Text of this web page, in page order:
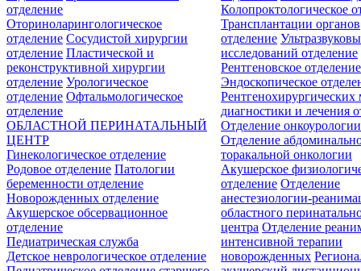
отделение
Оториноларингологическое
отделение Сосудистой хирургии
отделение Пластической и
реконструктивной хирургии
отделение Урологическое
отделение Офтальмологическое
отделение
Колопроктологическое
Трансплантации органов
отделение
исследований отделение
Рентгеновское отделение
Эндоскопическое
Рентгенохирургических
диагностики и лечения
Отделение онкоурологии
Отделение
торакальной онкологии
ОБЛАСТНОЙ ПЕРИНАТАЛЬНЫЙ
ЦЕНТР
Гинекологическое отделение
Родовое отделение Патологии
беременности отделение
Новорожденных отделение
Акушерское обсервационное
отделение
Акушерское
отделение Отделение
анестезиологии-
областного
центра Отделение
интенсивной терапии
новорожденных
Педиатрическая служба
Детское неврологическое отделение